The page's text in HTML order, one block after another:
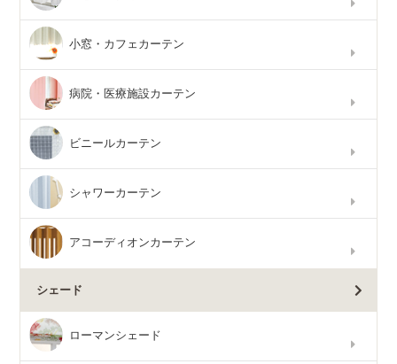
小窓・カフェカーテン
病院・医療施設カーテン
ビニールカーテン
シャワーカーテン
アコーディオンカーテン
シェード
ローマンシェード